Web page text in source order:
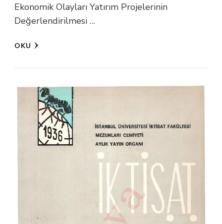
Ekonomik Olayları Yatırım Projelerinin
Değerlendirilmesi …
OKU